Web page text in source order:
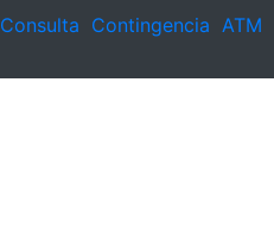
Consulta Contingencia ATM